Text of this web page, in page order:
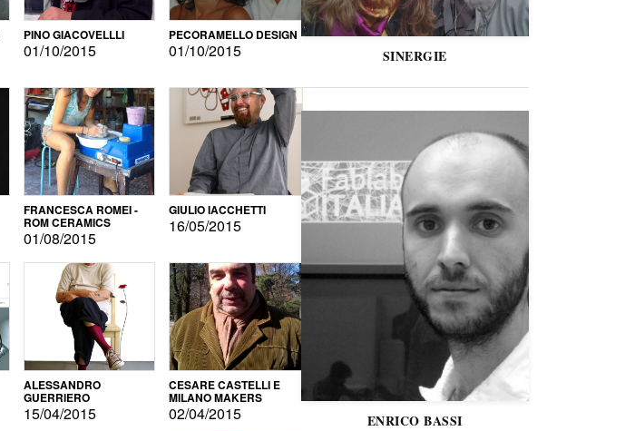
PINO GIACOVELLLI
01/10/2015
PECORAMELLO DESIGN
01/10/2015
FRANCESCA ROMEI -
ROM CERAMICS
01/08/2015
GIULIO IACCHETTI
16/05/2015
ALESSANDRO
GUERRIERO
15/04/2015
CESARE CASTELLI E
MILANO MAKERS
02/04/2015
SINERGIE
ENRICO BASSI